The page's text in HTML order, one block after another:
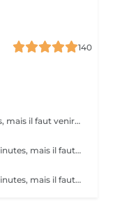
140
le blanchiment des dents dure 30 minutes, mais il faut venir 15 min en avance. En tout c est 45 minutes
le blanchiment des dents dure 2 fois 20 minutes, mais il faut venir 15 min en avance.
le blanchiment des dents dure 2 fois 30 minutes, mais il faut venir 15 min en avance.